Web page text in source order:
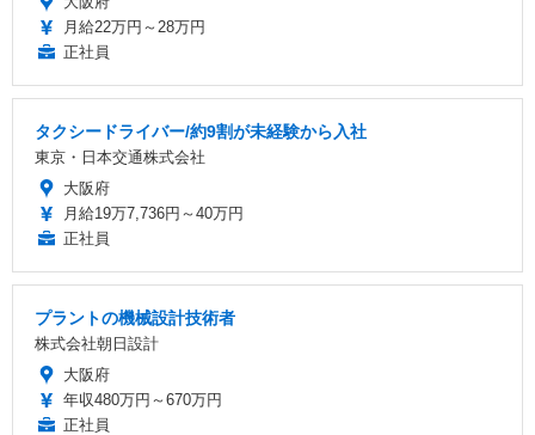
月給22万円～28万円
正社員
タクシードライバー/約9割が未経験から入社
東京・日本交通株式会社
大阪府
月給19万7,736円～40万円
正社員
プラントの機械設計技術者
株式会社朝日設計
大阪府
年収480万円～670万円
正社員